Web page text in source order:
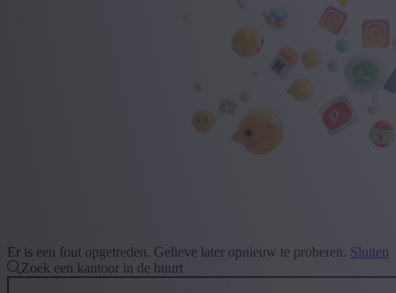
Er is een fout opgetreden. Gelieve later opnieuw te proberen. Sluiten
Zoek een kantoor in de buurt